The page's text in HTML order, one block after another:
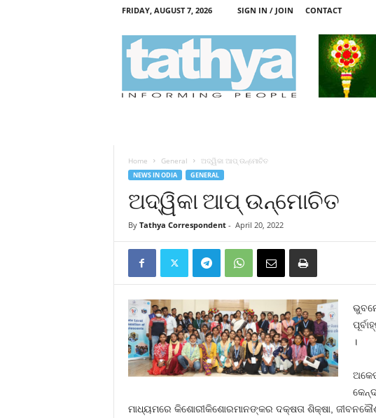
FRIDAY, AUGUST 7, 2026 SIGN IN / JOIN CONTACT
Home General ଅଦ୍ୱିକା ଆପ୍‌ ଉନ୍ମୋଚିତ
NEWS IN ODIA GENERAL
ଅଦ୍ୱିକା ଆପ୍‌ ଉନ୍ମୋଚିତ
By Tathya Correspondent- April 20, 2022
।
ମାଧ୍ୟମରେ କିଶୋରୀକିଶୋରମାନଙ୍କର ଦକ୍ଷତା ଶିକ୍ଷା,